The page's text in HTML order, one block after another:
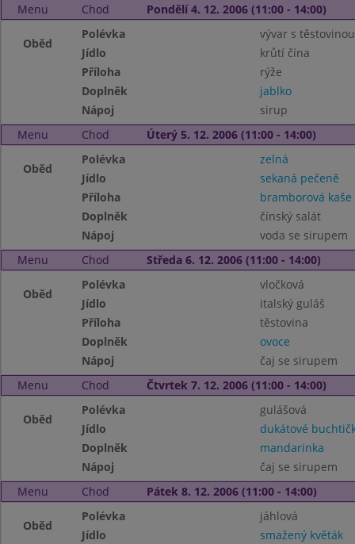
Menu Chod Pondělí 4. 12. 2006 (11:00 - 14:00)
Oběd
Polévka
vývar s těstovinou
Jídlo
krůtí čína
Příloha
rýže
Doplněk
jablko
Nápoj
sirup
Menu
Chod Úterý 5. 12. 2006 (11:00 - 14:00)
Oběd
Polévka
zelná
Jídlo
sekaná pečeně
Příloha
bramborová kaše
Doplněk
čínský salát
Nápoj
voda se sirupem
Menu
Chod Středa 6. 12. 2006 (11:00 - 14:00)
Oběd
Polévka
vločková
Jídlo
italský guláš
Příloha
těstovina
Doplněk
ovoce
Nápoj
čaj se sirupem
Menu
Chod Čtvrtek 7. 12. 2006 (11:00 - 14:00)
Oběd
Polévka
gulášová
Jídlo
dukátové
Doplněk
mandarinka
Nápoj
čaj se sirupem
Menu
Chod Pátek 8. 12. 2006 (11:00 - 14:00)
Oběd
Polévka
jáhlová
Jídlo
smažený květák